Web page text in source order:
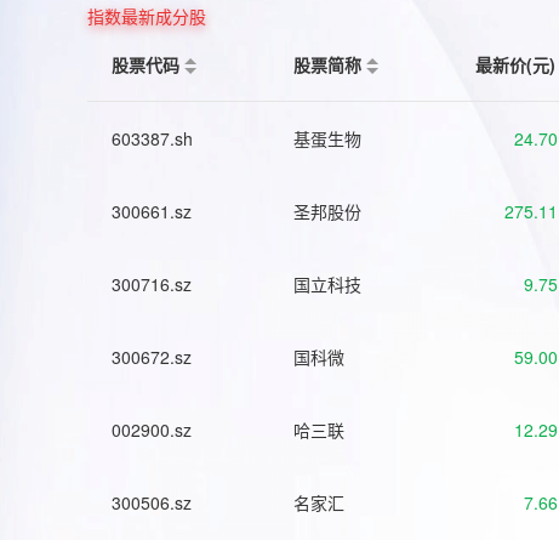
指数最新成分股
股票代码
股票简称 最新价(元)
603387.sh 基蛋生物 24.70
300661.sz 圣邦股份 275.11
300716.sz 国立科技 9.75
300672.sz 国科微 59.00
002900.sz 哈三联 12.29
300506.sz 名家汇 7.66